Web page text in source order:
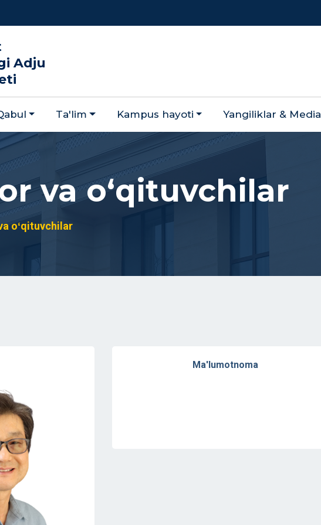
Adju
Ta'lim Kampus hayoti Yangiliklar & Мedia
va oʻqituvchilar
oʻqituvchilar
Ma'lumotnoma